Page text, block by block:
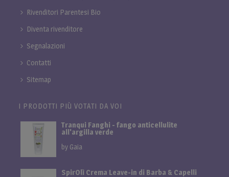
Rivenditori Parentesi Bio
Diventa rivenditore
Segnalazioni
Contatti
Sitemap
I PRODOTTI PIÙ VOTATI DA VOI
Tranqui Fanghi - fango anticellulite
all'argilla verde
by Gaia
SpirOlì Crema Leave-in di Barba & Capelli